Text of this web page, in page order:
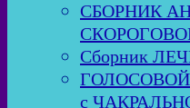
СБОРНИК
Сборник
ГОЛОСОВОЙ
с